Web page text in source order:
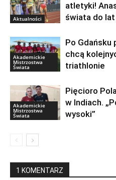
Aktualności
atletyki!
świata do lat
Akademickie
Mistrzostwa
Świata
Po Gdańsku
chcą
triathlonie
Akademickie
Mistrzostwa
Świata
Pięcioro
w Indiach.
wysoki”
1 KOMENTARZ